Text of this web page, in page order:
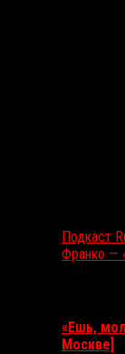
Подкаст
Франко —
«Ешь,
Москве]